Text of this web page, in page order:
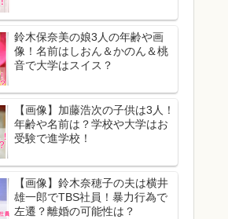
鈴木保奈美の娘3人の年齢や画
像！名前はしおん＆かのん＆桃
音で大学はスイス？
【画像】加藤浩次の子供は3人！
年齢や名前は？学校や大学はお
受験で進学校！
【画像】鈴木奈穂子の夫は横井
雄一郎でTBS社員！暴力行為で
左遷？離婚の可能性は？